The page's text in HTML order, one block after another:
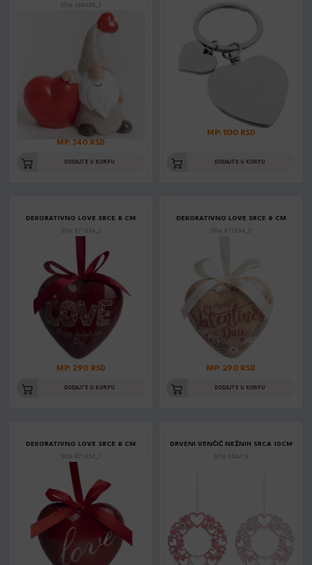
Šifra: 499408_5
MP: 340 RSD
DODAJTE U KORPU
MP: 1130 RSD
DODAJTE U KORPU
DEKORATIVNO LOVE SRCE 8 CM
Šifra: 671834_2
MP: 290 RSD
DODAJTE U KORPU
DEKORATIVNO LOVE SRCE 8 CM
Šifra: 671834_3
MP: 290 RSD
DODAJTE U KORPU
DEKORATIVNO LOVE SRCE 8 CM
Šifra: 671834_1
DRVENI VENČIĆ NEŽNIH SRCA 10CM
Šifra: 064419